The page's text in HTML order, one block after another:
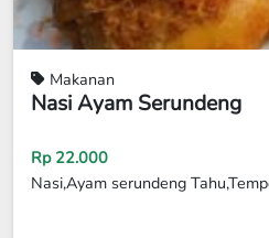
Makanan
Nasi Ayam Serundeng
Rp 22.000
Nasi,Ayam serundeng